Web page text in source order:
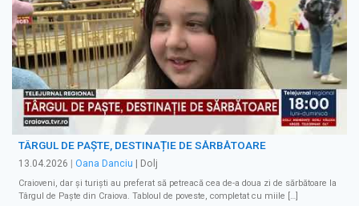
TÂRGUL DE PAȘTE, DESTINAȚIE DE SĂRBĂTOARE
13.04.2026 Oana Danciu | Dolj
Craioveni, dar și turiști au preferat să petreacă cea de-a doua zi de sărbătoare la
Târgul de Paște din Craiova. Tabloul de poveste, completat cu miile […]